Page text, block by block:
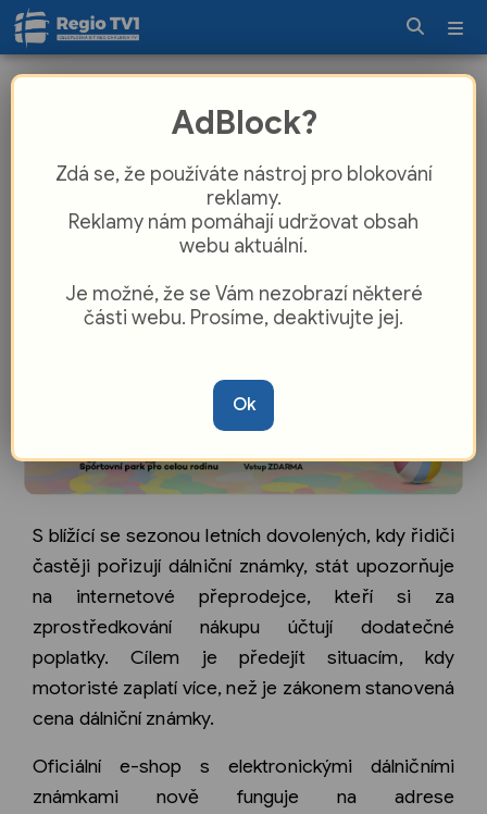
dálniční známky nově koupíte na
S blížící se sezonou letních dovolených, kdy řidiči
častěji pořizují dálniční známky, stát upozorňuje
na internetové přeprodejce, kteří si za
zprostředkování nákupu účtují dodatečné
poplatky. Cílem je předejít situacím, kdy
motoristé zaplatí více, než je zákonem stanovená
cena dálniční známky.
Oficiální e-shop s elektronickými dálničními
známkami nově funguje na adrese
AdBlock?
Zdá se, že používáte nástroj pro blokování
reklamy.
Reklamy nám pomáhají udržovat obsah
webu aktuální.
Je možné, že se Vám nezobrazí některé
části webu. Prosíme, deaktivujte jej.
Ok